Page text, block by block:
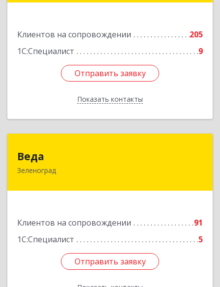
Клиентов на сопровождении
205
1С:Специалист
9
Отправить заявку
Показать контакты
Отправить заявку
Назад
Веда
Зеленоград
Клиентов на сопровождении
91
1С:Специалист
5
Отправить заявку
124683, Москва г, Зеленоград г, корпус 1504,
Отправить заявку